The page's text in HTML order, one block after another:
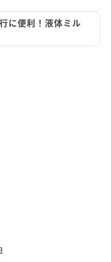
に便利！液体ミル